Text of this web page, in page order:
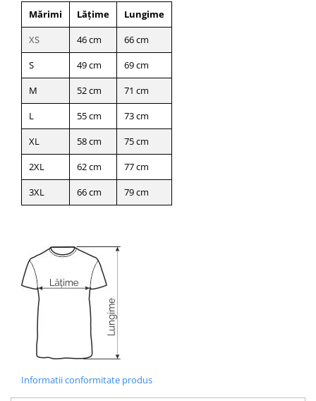
Mărimi
Lățime
Lungime
XS
46 cm
66 cm
S
49 cm
69 cm
M
52 cm
71 cm
L
55 cm
73 cm
XL
58 cm
75 cm
2XL
62 cm
77 cm
3XL
66 cm 79 cm
Informatii conformitate produs